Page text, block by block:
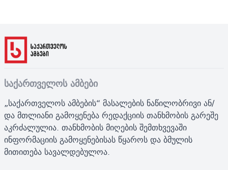
საქართველოს ამბები
„საქართველოს ამბების“ მასალების ნაწილობრივი ან/
და მთლიანი გამოყენება რედაქციის თანხმობის გარეშე
აკრძალულია. თანხმობის მიღების შემთხვევაში
ინფორმაციის გამოყენებისას წყაროს და ბმულის
მითითება სავალდებულოა.